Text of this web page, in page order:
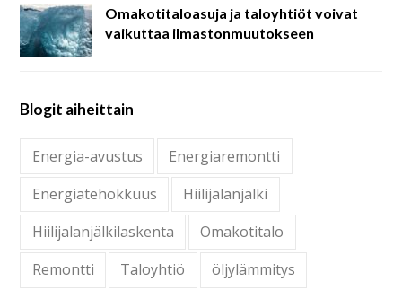
Omakotitaloasuja ja taloyhtiöt voivat
vaikuttaa ilmastonmuutokseen
Blogit aiheittain
Energia-avustus
Energiaremontti
Energiatehokkuus
Hiilijalanjälki
Hiilijalanjälkilaskenta
Omakotitalo
Remontti
Taloyhtiö öljylämmitys